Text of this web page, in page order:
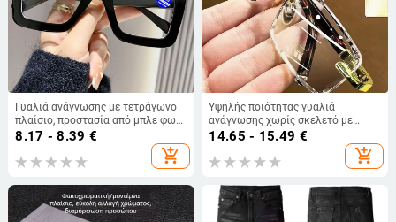
Γυαλιά ανάγνωσης με τετράγωνο
πλαίσιο, προστασία από μπλε φως,
πρεσβυοπικά, χωρίς συνταγή
8.17 - 8.39 €
add_shopping_cart
Υψηλής ποιότητας γυαλιά
ανάγνωσης χωρίς σκελετό με
προστασία από μπλε φως,
αυτόματη έξυπνη μεγέθυνση και
πολυεστιακούς φακούς — υπερ-
14.65 - 15.49 €
add_shopping_cart